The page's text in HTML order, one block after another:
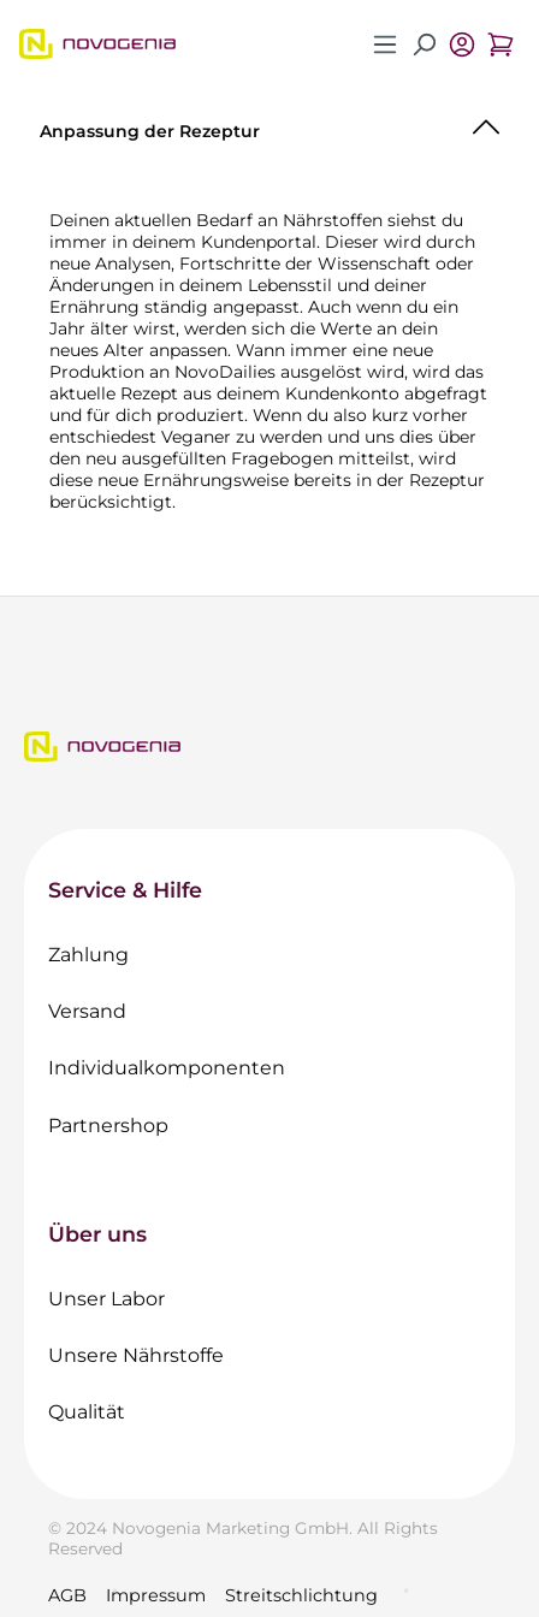
Zum Hauptinhalt springen
Anpassung der Rezeptur
Deinen aktuellen Bedarf an Nährstoffen siehst du
immer in deinem Kundenportal. Dieser wird durch
neue Analysen, Fortschritte der Wissenschaft oder
Änderungen in deinem Lebensstil und deiner
Ernährung ständig angepasst. Auch wenn du ein
Jahr älter wirst, werden sich die Werte an dein
neues Alter anpassen. Wann immer eine neue
Produktion an NovoDailies ausgelöst wird, wird das
aktuelle Rezept aus deinem Kundenkonto abgefragt
und für dich produziert. Wenn du also kurz vorher
entschiedest Veganer zu werden und uns dies über
den neu ausgefüllten Fragebogen mitteilst, wird
diese neue Ernährungsweise bereits in der Rezeptur
berücksichtigt.
Service & Hilfe
Zahlung
Versand
Individualkomponenten
Partnershop
Über uns
Unser Labor
Unsere Nährstoffe
Qualität
© 2024 Novogenia Marketing GmbH. All Rights
Reserved
AGB Impressum Streitschlichtung